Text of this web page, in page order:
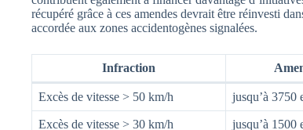
récupéré grâce à ces amendes devrait être réinvesti
accordée aux zones accidentogènes signalées.
Infraction
Excès de vitesse > 50 km/h jusqu’à 3750
Excès de vitesse > 30 km/h jusqu’à 1500